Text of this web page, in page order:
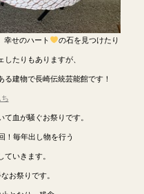
幸せのハート
の石を見つけたり
たりもありますが、
る建物で長崎伝統芸能館です！
血が騒ぐお祭りです。
！毎年出し物を行う
いきます。
お祭りです。